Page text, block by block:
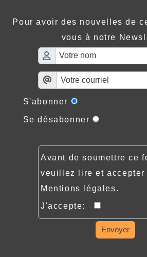
Pour avoir des nouvelles de
vous à notre
S'abonner
Se désabonner
Avant de soumettre ce
veuillez lire et accepter
Mentions légales.
J'accepte:
Envoyer